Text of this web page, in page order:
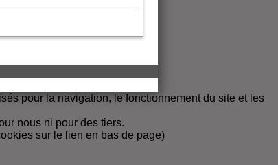
pour la navigation, le fonctionnement du site et les
nous ni pour des tiers.
sur le lien en bas de page)